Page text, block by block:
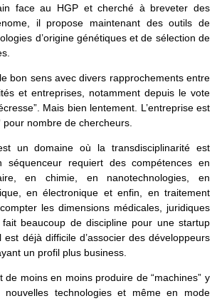
face au HGP et cherché à breveter des
il propose maintenant des outils de
d’origine génétiques et de sélection de
bon sens avec divers rapprochements entre
et entreprises, notamment depuis le vote
Mais bien lentement. L’entreprise est
pour nombre de chercheurs.
un domaine où la transdisciplinarité est
séquenceur requiert des compétences en
en chimie, en nanotechnologies, en
en électronique et enfin, en traitement
les dimensions médicales, juridiques
beaucoup de discipline pour une startup
est déjà difficile d’associer des développeurs
un profil plus business.
de moins en moins produire de “machines” y
nouvelles technologies et même en mode